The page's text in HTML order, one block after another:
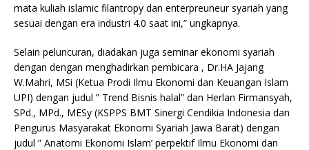
mata kuliah islamic filantropy dan enterpreuneur syariah yang
sesuai dengan era industri 4.0 saat ini,” ungkapnya.
Selain peluncuran, diadakan juga seminar ekonomi syariah
dengan dengan menghadirkan pembicara , Dr.HA Jajang
W.Mahri, MSi (Ketua Prodi Ilmu Ekonomi dan Keuangan Islam
UPI) dengan judul ” Trend Bisnis halal” dan Herlan Firmansyah,
SPd., MPd., MESy (KSPPS BMT Sinergi Cendikia Indonesia dan
Pengurus Masyarakat Ekonomi Syariah Jawa Barat) dengan
judul ” Anatomi Ekonomi Islam’ perpektif Ilmu Ekonomi dan